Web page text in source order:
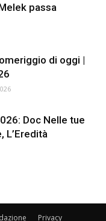
passa
di oggi |
Doc Nelle tue
L’Eredità
Privacy